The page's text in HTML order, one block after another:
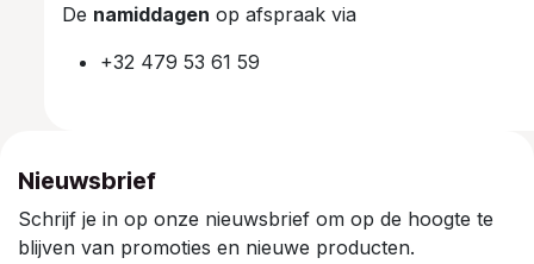
De namiddagen op afspraak via
+32 479 53 61 59
Nieuwsbrief
Schrijf je in op onze nieuwsbrief om op de hoogte te
blijven van promoties en nieuwe producten.